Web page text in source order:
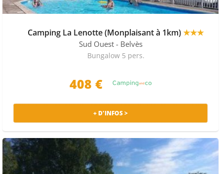
Camping La Lenotte (Monplaisant à 1km)★★★
Sud Ouest - Belvès
Bungalow 5 pers.
408 €
+ D'INFOS >